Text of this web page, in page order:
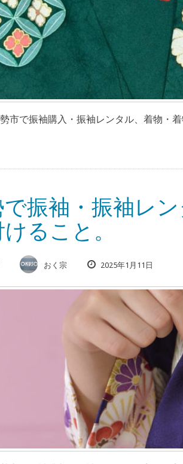
市で振袖購入・振袖レンタル、着物・
振袖・振袖レ
ること。
おく宗 2025年1月11日